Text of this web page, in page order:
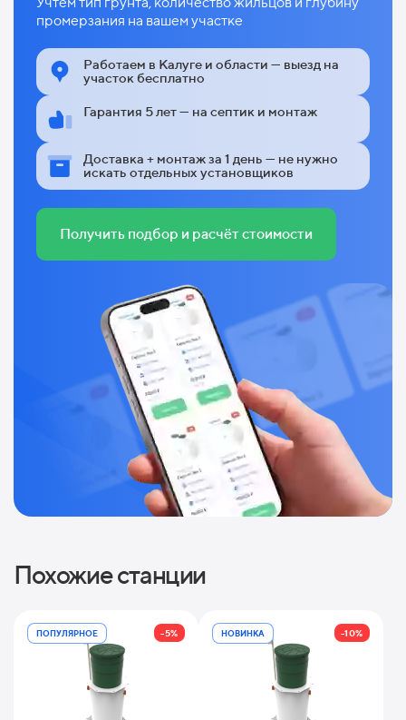
промерзания на вашем участке
Работаем в Калуге и области — выезд на
участок бесплатно
Гарантия 5 лет — на септик и монтаж
Доставка + монтаж за 1 день — не нужно
искать отдельных установщиков
Получить подбор и расчёт стоимости
Похожие станции
ПОПУЛЯРНОЕ -5% НОВИНКА -10%